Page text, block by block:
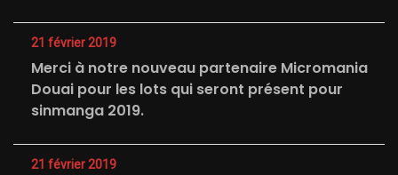
21 février 2019
Merci à notre nouveau partenaire Micromania
Douai pour les lots qui seront présent pour
sinmanga 2019.
21 février 2019